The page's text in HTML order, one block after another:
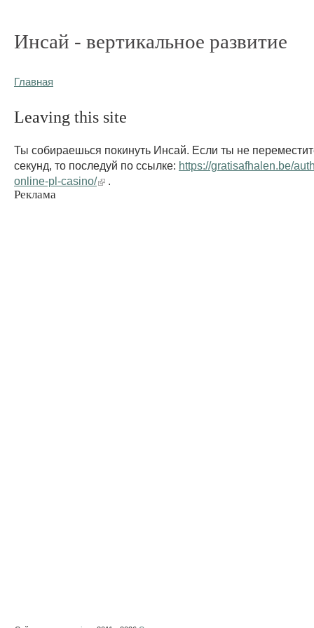
Инсай - вертикальное развитие
Главная
Leaving this site
Ты собираешься покинуть Инсай. Если ты не
секунд, то последуй по ссылке: https://gratisafhalen.be/
online-pl-casino/
Реклама